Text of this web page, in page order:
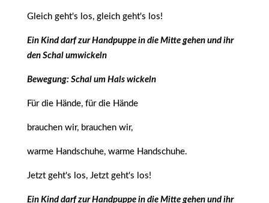
Gleich geht's los, gleich geht's los!
Ein Kind darf zur Handpuppe in die Mitte gehen und ihr
den Schal umwickeln
Bewegung: Schal um Hals wickeln
Für die Hände, für die Hände
brauchen wir, brauchen wir,
warme Handschuhe, warme Handschuhe.
Jetzt geht's los, Jetzt geht's los!
Ein Kind darf zur Handpuppe in die Mitte gehen und ihr